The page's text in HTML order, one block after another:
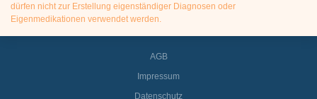
dürfen nicht zur Erstellung eigenständiger Diagnosen oder
Eigenmedikationen verwendet werden.
AGB
Impressum
Datenschutz